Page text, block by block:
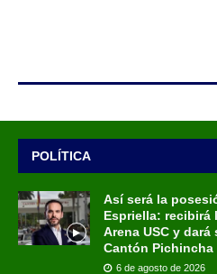
POLÍTICA
Así será la
Espriella: recibirá
Arena USC y
Cantón Pichincha
6 de agosto de 2026